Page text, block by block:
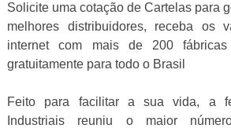
Solicite uma cotação de Cartelas para
melhores distribuidores, receba os
internet com mais de 200
gratuitamente para todo o Brasil
Feito para facilitar a sua vida, a
Industriais reuniu o maior